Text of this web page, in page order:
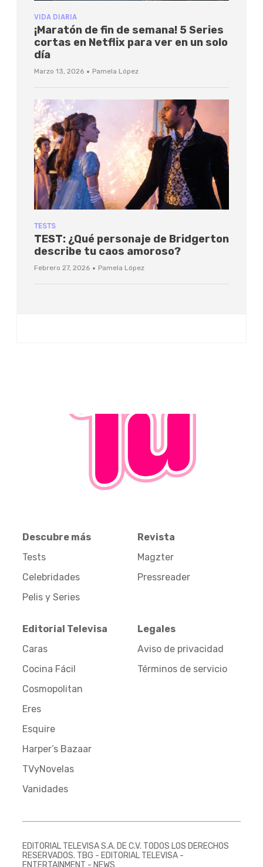
VIDA DIARIA
¡Maratón de fin de semana! 5 Series
cortas en Netflix para ver en un solo
día
Marzo 13, 2026 · Pamela López
TESTS
TEST: ¿Qué personaje de Bridgerton
describe tu caos amoroso?
Febrero 27, 2026 · Pamela López
Descubre más
Tests
Celebridades
Pelis y Series
Revista
Magzter
Pressreader
Editorial Televisa
Caras
Cocina Fácil
Cosmopolitan
Eres
Esquire
Harper’s Bazaar
TVyNovelas
Vanidades
Legales
Aviso de privacidad
Términos de servicio
EDITORIAL TELEVISA S.A. DE C.V. TODOS LOS DERECHOS
RESERVADOS. TBG - EDITORIAL TELEVISA -